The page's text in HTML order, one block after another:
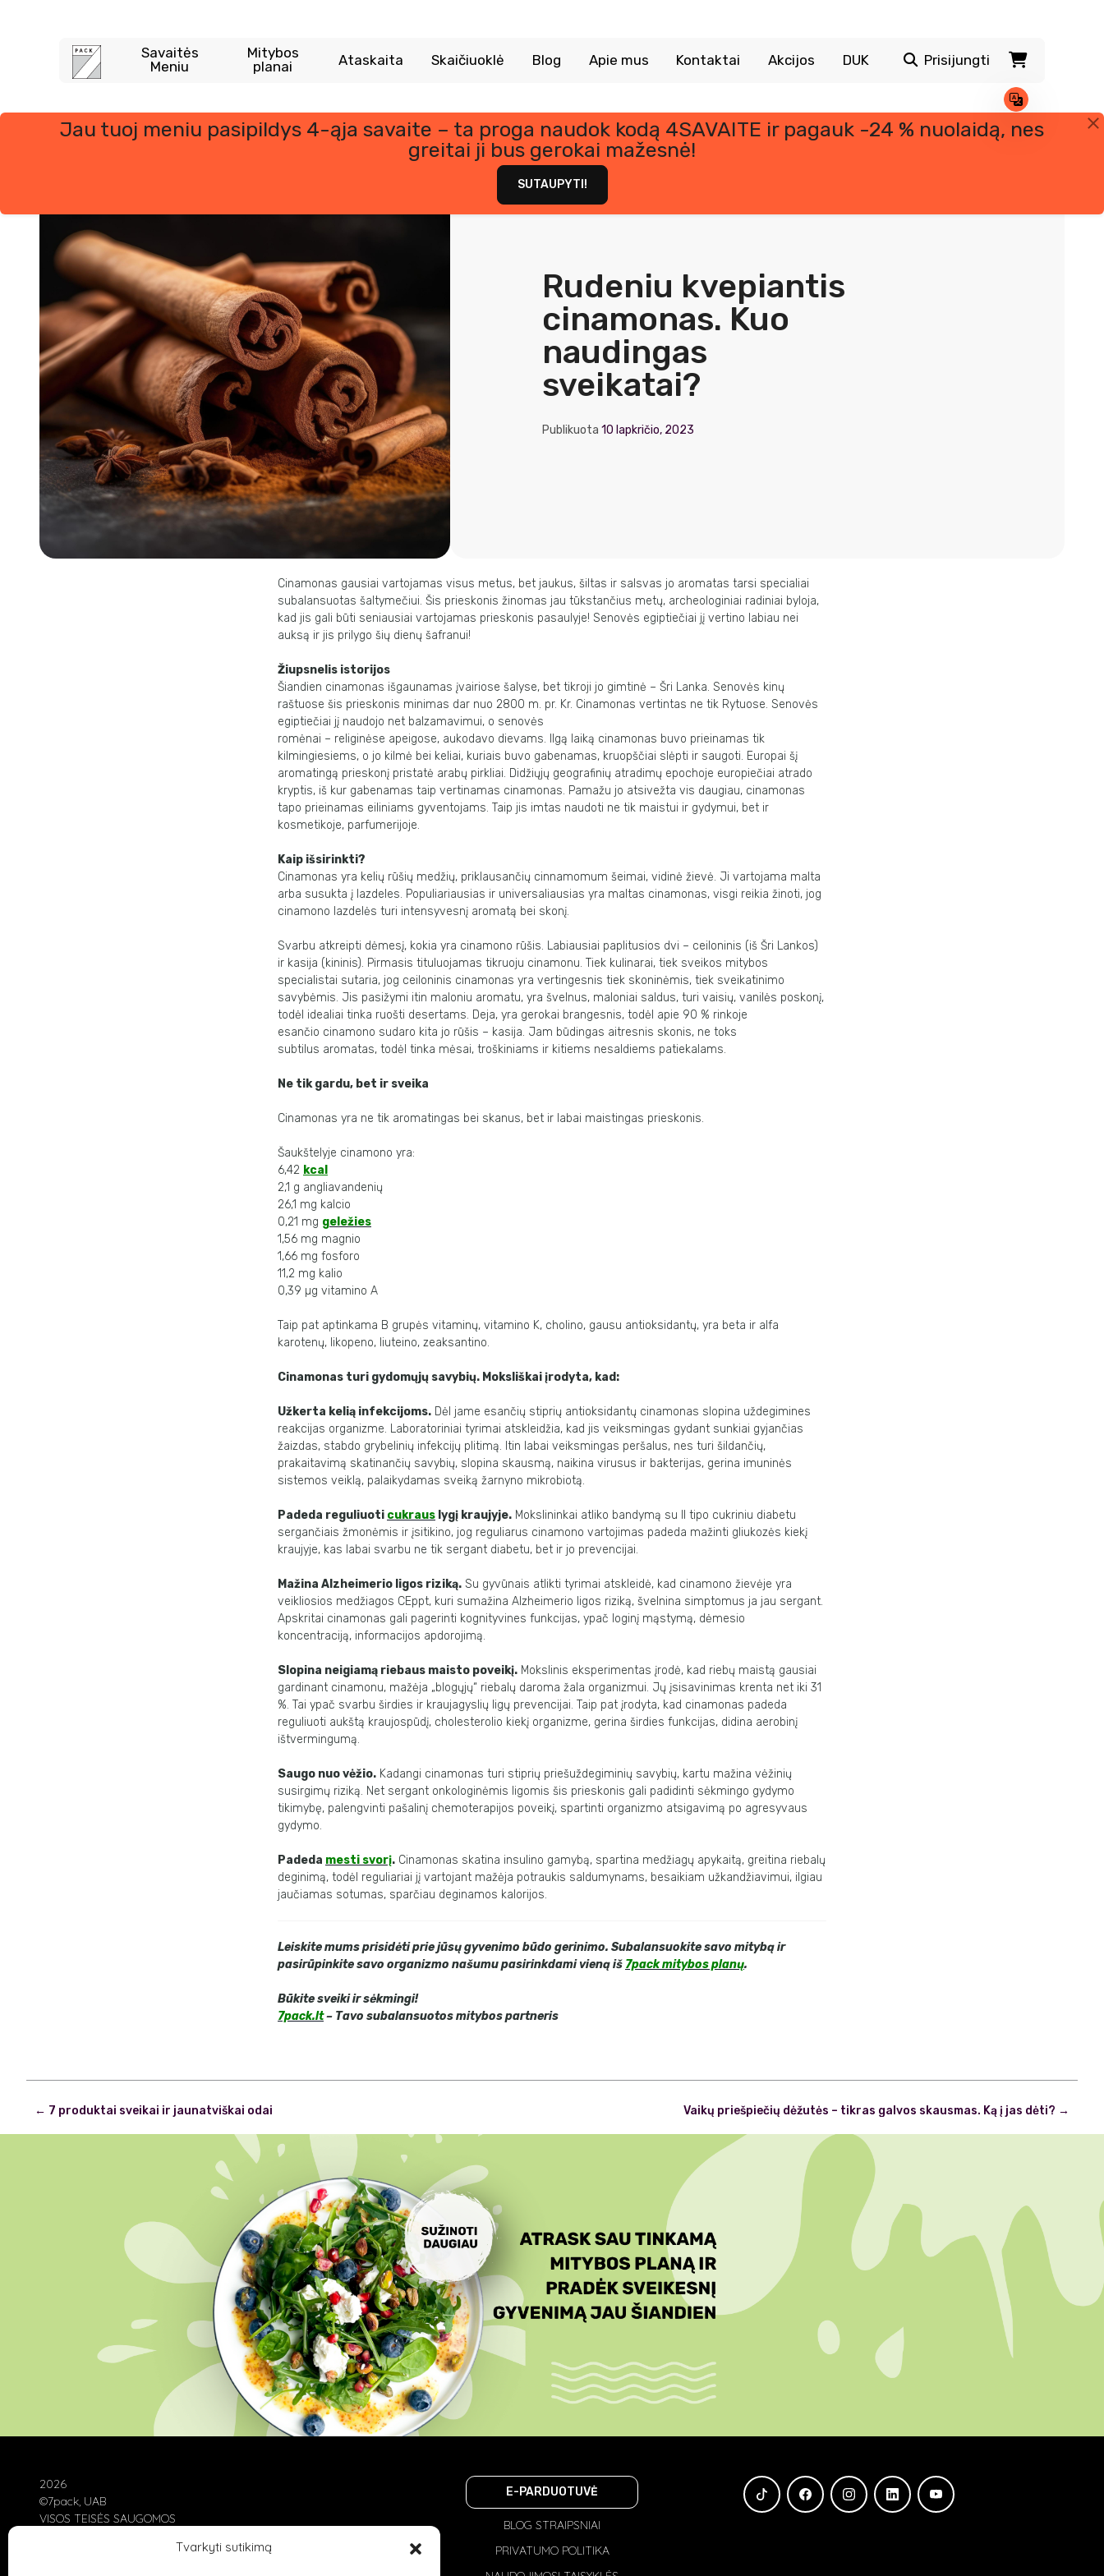
Tvarkyti sutikimą
Savaitės
Meniu
Mitybos
planai
Ataskaita Skaičiuoklė Blog Apie mus Kontaktai Akcijos DUK Prisijungti
Jau tuoj meniu pasipildys 4-ąja savaite – ta proga naudok kodą 4SAVAITE ir pagauk -24 % nuolaidą, nes
greitai ji bus gerokai mažesnė!
SUTAUPYTI!
Rudeniu kvepiantis
cinamonas. Kuo
naudingas
sveikatai?
Publikuota10 lapkričio, 2023
Cinamonas gausiai vartojamas visus metus, bet jaukus, šiltas ir salsvas jo aromatas tarsi specialiai
subalansuotas šaltymečiui. Šis prieskonis žinomas jau tūkstančius metų, archeologiniai radiniai byloja,
kad jis gali būti seniausiai vartojamas prieskonis pasaulyje! Senovės egiptiečiai jį vertino labiau nei
auksą ir jis prilygo šių dienų šafranui!
Žiupsnelis istorijos
Šiandien cinamonas išgaunamas įvairiose šalyse, bet tikroji jo gimtinė – Šri Lanka. Senovės kinų
raštuose šis prieskonis minimas dar nuo 2800 m. pr. Kr. Cinamonas vertintas ne tik Rytuose. Senovės
egiptiečiai jį naudojo net balzamavimui, o senovės
romėnai – religinėse apeigose, aukodavo dievams. Ilgą laiką cinamonas buvo prieinamas tik
kilmingiesiems, o jo kilmė bei keliai, kuriais buvo gabenamas, kruopščiai slėpti ir saugoti. Europai šį
aromatingą prieskonį pristatė arabų pirkliai. Didžiųjų geografinių atradimų epochoje europiečiai atrado
kryptis, iš kur gabenamas taip vertinamas cinamonas. Pamažu jo atsivežta vis daugiau, cinamonas
tapo prieinamas eiliniams gyventojams. Taip jis imtas naudoti ne tik maistui ir gydymui, bet ir
kosmetikoje, parfumerijoje.
Kaip išsirinkti?
Cinamonas yra kelių rūšių medžių, priklausančių cinnamomum šeimai, vidinė žievė. Ji vartojama malta
arba susukta į lazdeles. Populiariausias ir universaliausias yra maltas cinamonas, visgi reikia žinoti, jog
cinamono lazdelės turi intensyvesnį aromatą bei skonį.
Svarbu atkreipti dėmesį, kokia yra cinamono rūšis. Labiausiai paplitusios dvi – ceiloninis (iš Šri Lankos)
ir kasija (kininis). Pirmasis tituluojamas tikruoju cinamonu. Tiek kulinarai, tiek sveikos mitybos
specialistai sutaria, jog ceiloninis cinamonas yra vertingesnis tiek skoninėmis, tiek sveikatinimo
savybėmis. Jis pasižymi itin maloniu aromatu, yra švelnus, maloniai saldus, turi vaisių, vanilės poskonį,
todėl idealiai tinka ruošti desertams. Deja, yra gerokai brangesnis, todėl apie 90 % rinkoje
esančio cinamono sudaro kita jo rūšis – kasija. Jam būdingas aitresnis skonis, ne toks
subtilus aromatas, todėl tinka mėsai, troškiniams ir kitiems nesaldiems patiekalams.
Ne tik gardu, bet ir sveika
Cinamonas yra ne tik aromatingas bei skanus, bet ir labai maistingas prieskonis.
Šaukštelyje cinamono yra:
6,42 kcal
2,1 g angliavandenių
26,1 mg kalcio
0,21 mg geležies
1,56 mg magnio
1,66 mg fosforo
11,2 mg kalio
0,39 µg vitamino A
Taip pat aptinkama B grupės vitaminų, vitamino K, cholino, gausu antioksidantų, yra beta ir alfa
karotenų, likopeno, liuteino, zeaksantino.
Cinamonas turi gydomųjų savybių. Moksliškai įrodyta, kad:
Užkerta kelią infekcijoms. Dėl jame esančių stiprių antioksidantų cinamonas slopina uždegimines
reakcijas organizme. Laboratoriniai tyrimai atskleidžia, kad jis veiksmingas gydant sunkiai gyjančias
žaizdas, stabdo grybelinių infekcijų plitimą. Itin labai veiksmingas peršalus, nes turi šildančių,
prakaitavimą skatinančių savybių, slopina skausmą, naikina virusus ir bakterijas, gerina imuninės
sistemos veiklą, palaikydamas sveiką žarnyno mikrobiotą.
Padeda reguliuoti cukraus lygį kraujyje. Mokslininkai atliko bandymą su II tipo cukriniu diabetu
sergančiais žmonėmis ir įsitikino, jog reguliarus cinamono vartojimas padeda mažinti gliukozės kiekį
kraujyje, kas labai svarbu ne tik sergant diabetu, bet ir jo prevencijai.
Mažina Alzheimerio ligos riziką. Su gyvūnais atlikti tyrimai atskleidė, kad cinamono žievėje yra
veikliosios medžiagos CEppt, kuri sumažina Alzheimerio ligos riziką, švelnina simptomus ja jau sergant.
Apskritai cinamonas gali pagerinti kognityvines funkcijas, ypač loginį mąstymą, dėmesio
koncentraciją, informacijos apdorojimą.
Slopina neigiamą riebaus maisto poveikį. Mokslinis eksperimentas įrodė, kad riebų maistą gausiai
gardinant cinamonu, mažėja „blogųjų“ riebalų daroma žala organizmui. Jų įsisavinimas krenta net iki 31
%. Tai ypač svarbu širdies ir kraujagyslių ligų prevencijai. Taip pat įrodyta, kad cinamonas padeda
reguliuoti aukštą kraujospūdį, cholesterolio kiekį organizme, gerina širdies funkcijas, didina aerobinį
ištvermingumą.
Saugo nuo vėžio. Kadangi cinamonas turi stiprių priešuždegiminių savybių, kartu mažina vėžinių
susirgimų riziką. Net sergant onkologinėmis ligomis šis prieskonis gali padidinti sėkmingo gydymo
tikimybę, palengvinti pašalinį chemoterapijos poveikį, spartinti organizmo atsigavimą po agresyvaus
gydymo.
Padeda mesti svorį. Cinamonas skatina insulino gamybą, spartina medžiagų apykaitą, greitina riebalų
deginimą, todėl reguliariai jį vartojant mažėja potraukis saldumynams, besaikiam užkandžiavimui, ilgiau
jaučiamas sotumas, sparčiau deginamos kalorijos.
Leiskite mums prisidėti prie jūsų gyvenimo būdo gerinimo. Subalansuokite savo mitybą ir
pasirūpinkite savo organizmo našumu pasirinkdami vieną iš 7pack mitybos planų.
Būkite sveiki ir sėkmingi!
7pack.lt– Tavo subalansuotos mitybos partneris
Post
navigation
Vaikų priešpiečių dėžutės – tikras galvos skausmas. Ką į jas dėti? →
← 7 produktai sveikai ir jaunatviškai odai
2026
©7pack, UAB
VISOS TEISĖS SAUGOMOS
E-PARDUOTUVĖ
BLOG STRAIPSNIAI
PRIVATUMO POLITIKA